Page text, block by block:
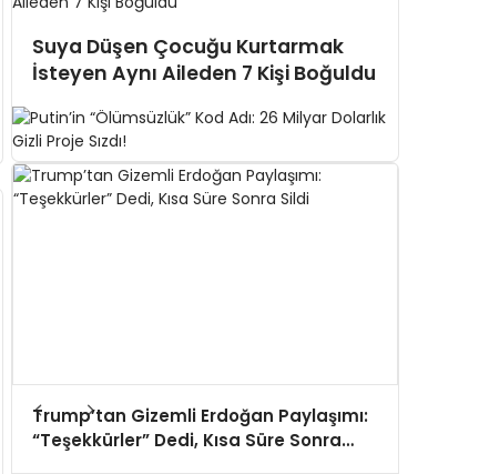
Suya Düşen Çocuğu Kurtarmak
İsteyen Aynı Aileden 7 Kişi Boğuldu
Putin’in “Ölümsüzlük” Kod Adı: 26
Milyar Dolarlık Gizli Proje Sızdı!
Trump’tan Gizemli Erdoğan Paylaşımı:
“Teşekkürler” Dedi, Kısa Süre Sonra